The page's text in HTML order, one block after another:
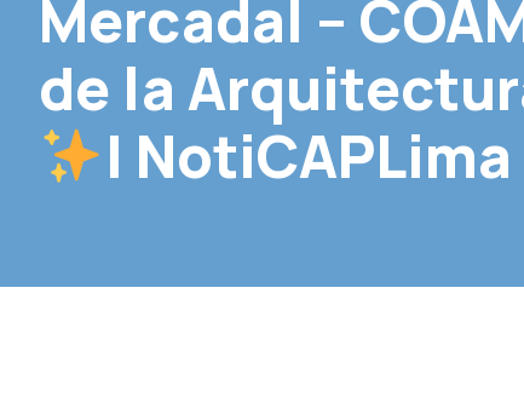
Mercadal –
de la
|